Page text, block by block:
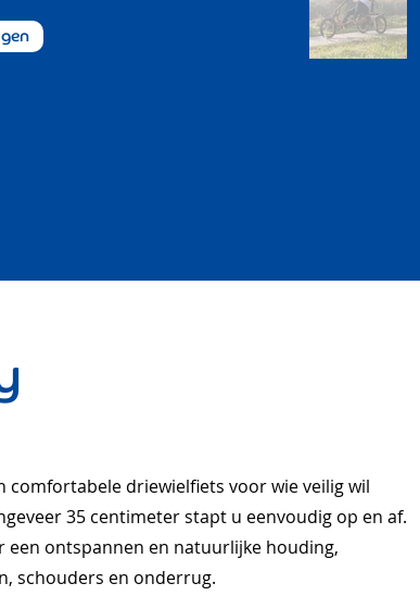
comfortabele driewielfiets voor wie veilig wil
35 centimeter stapt u eenvoudig op en af.
ontspannen en natuurlijke houding,
schouders en onderrug.